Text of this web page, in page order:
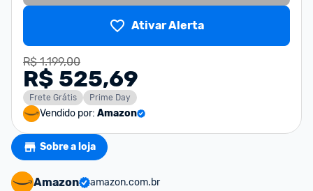
Ativar Alerta
R$ 1.199,00
R$ 525,69
Frete Grátis Prime Day
Vendido por: Amazon
Sobre a loja
Amazon
amazon.com.br